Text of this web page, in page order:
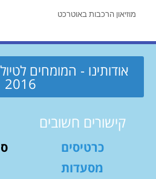
מוזיאון הרכבות באוטרכט
אודותינו - המומחים
2016
קישורים חשובים
כרטיסים
מסעדות